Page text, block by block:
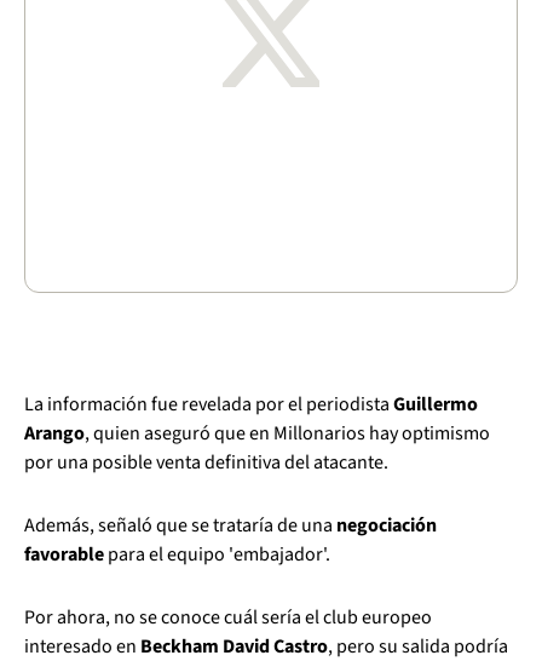
La información fue revelada por el periodistaGuillermo
Arango, quien aseguró que en Millonarios hay optimismo
por una posible venta definitiva del atacante.
Además, señaló que se trataría de una negociación
favorablepara el equipo 'embajador'.
Por ahora, no se conoce cuál sería el club europeo
interesado en Beckham David Castro, pero su salida podría